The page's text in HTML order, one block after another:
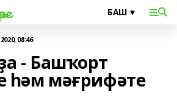
08:46
- Башҡорт
һәм мәғрифәте